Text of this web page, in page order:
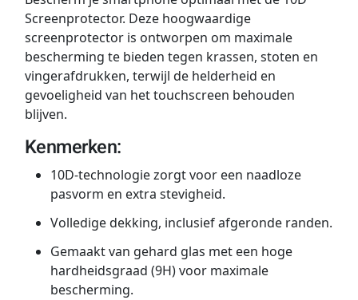
Screenprotector. Deze hoogwaardige
screenprotector is ontworpen om maximale
bescherming te bieden tegen krassen, stoten en
vingerafdrukken, terwijl de helderheid en
gevoeligheid van het touchscreen behouden
blijven.
Kenmerken:
10D-technologie zorgt voor een naadloze
pasvorm en extra stevigheid.
Volledige dekking, inclusief afgeronde randen.
Gemaakt van gehard glas met een hoge
hardheidsgraad (9H) voor maximale
bescherming.